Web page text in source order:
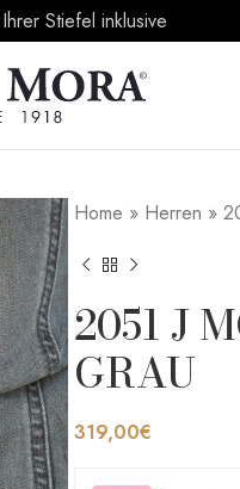
Stiefel inklusive
Home » Herren »
2051 J
GRAU
319,00€